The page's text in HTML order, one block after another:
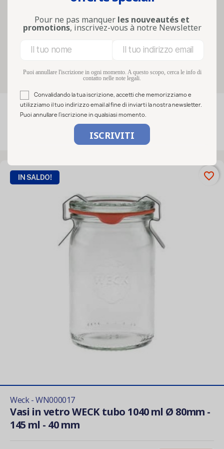
Piccoli formati per verrine, marmellate o
salse, capacità medie per piatti cucinati,
grandi vasi per alime...
Lire la suite
Filters
Rilevanza
Visualizzati 1-50 su 92 articoli
Weck - WN000017
Vasi in vetro WECK tubo 1040 ml Ø 80mm -
145 ml - 40 mm
IN SALDO! favorite_border
Pour ne pas manquer les nouveautés et
promotions, inscrivez-vous à notre Newsletter
Puoi annullare l'iscrizione in ogni momento. A questo scopo, cerca le info di
contatto nelle note legali.
Convalidando la tua iscrizione, accetti che memorizziamo e
utilizziamo il tuo indirizzo email al fine di inviarti la nostra newsletter.
Puoi annullare l'iscrizione in qualsiasi momento.